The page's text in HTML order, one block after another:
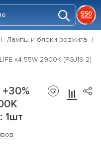
Лампы и блоки розжига
x4 55W 2900К (PGJ19-2)
1шт